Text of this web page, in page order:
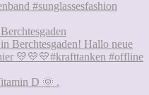
D 🌞 .